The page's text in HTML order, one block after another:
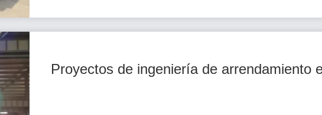
Proyectos de ingeniería de arrendamiento